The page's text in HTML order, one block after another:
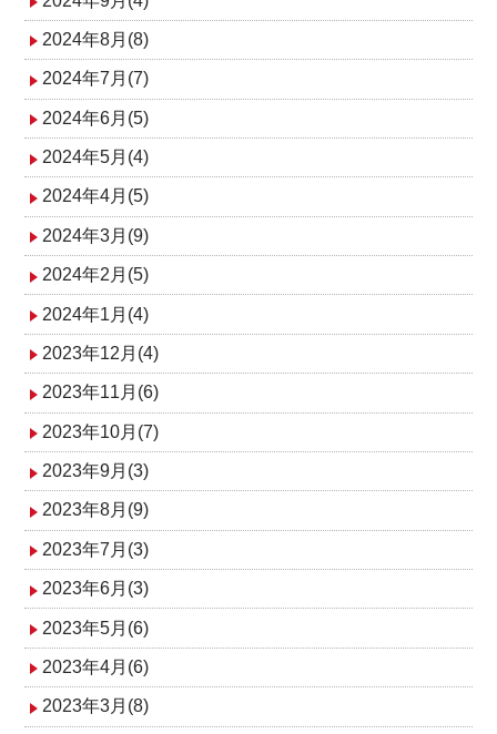
2024年8月(8)
2024年7月(7)
2024年6月(5)
2024年5月(4)
2024年4月(5)
2024年3月(9)
2024年2月(5)
2024年1月(4)
2023年12月(4)
2023年11月(6)
2023年10月(7)
2023年9月(3)
2023年8月(9)
2023年7月(3)
2023年6月(3)
2023年5月(6)
2023年4月(6)
2023年3月(8)